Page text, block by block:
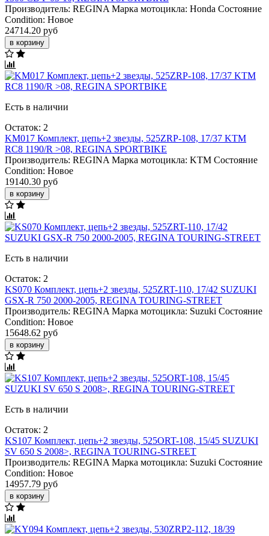
Производитель: REGINA Марка мотоцикла: Honda Состояние
Condition: Новое
24714.20 руб
в корзину
Есть в наличии
Остаток: 2
KM017 Комплект, цепь+2 звезды, 525ZRP-108, 17/37 KTM
RC8 1190/R >08, REGINA SPORTBIKE
Производитель: REGINA Марка мотоцикла: KTM Состояние
Condition: Новое
19140.30 руб
в корзину
Есть в наличии
Остаток: 2
KS070 Комплект, цепь+2 звезды, 525ZRT-110, 17/42 SUZUKI
GSX-R 750 2000-2005, REGINA TOURING-STREET
Производитель: REGINA Марка мотоцикла: Suzuki Состояние
Condition: Новое
15648.62 руб
в корзину
Есть в наличии
Остаток: 2
KS107 Комплект, цепь+2 звезды, 525ORT-108, 15/45 SUZUKI
SV 650 S 2008>, REGINA TOURING-STREET
Производитель: REGINA Марка мотоцикла: Suzuki Состояние
Condition: Новое
14957.79 руб
в корзину